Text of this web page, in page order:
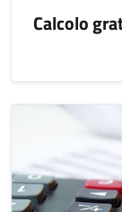
Calcolo